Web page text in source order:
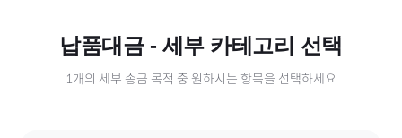
납품대금- 세부 카테고리 선택
1개의 세부 송금 목적 중 원하시는 항목을 선택하세요